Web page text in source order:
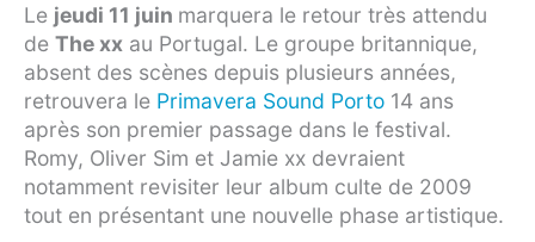
Le jeudi 11 juin marquera le retour très attendu
de The xx au Portugal. Le groupe britannique,
absent des scènes depuis plusieurs années,
retrouvera le Primavera Sound Porto 14 ans
après son premier passage dans le festival.
Romy, Oliver Sim et Jamie xx devraient
notamment revisiter leur album culte de 2009
tout en présentant une nouvelle phase artistique.